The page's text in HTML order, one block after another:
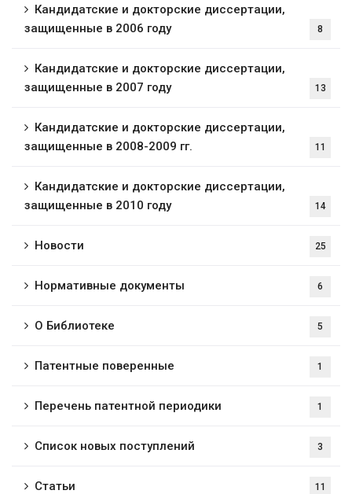
Кандидатские и докторские диссертации,
защищенные в 2006 году
8
Кандидатские и докторские диссертации,
защищенные в 2007 году
13
Кандидатские и докторские диссертации,
защищенные в 2008-2009 гг.
11
Кандидатские и докторские диссертации,
защищенные в 2010 году
14
Новости 25
Нормативные документы 6
О Библиотеке 5
Патентные поверенные 1
Перечень патентной периодики 1
Список новых поступлений 3
Статьи 11